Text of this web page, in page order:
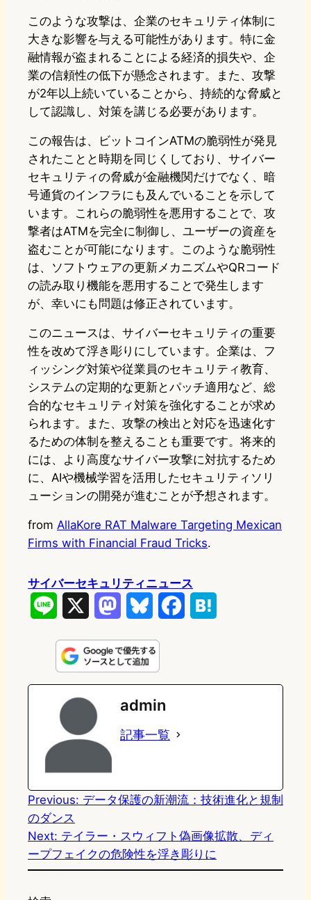
このような攻撃は、企業のセキュリティ体制に
大きな影響を与える可能性があります。特に金
融情報が盗まれることによる経済的損失や、企
業の信頼性の低下が懸念されます。また、攻撃
が2年以上続いていることから、持続的な脅威と
して認識し、対策を講じる必要があります。
この報告は、ビットコインATMの脆弱性が発見
されたことと時期を同じくしており、サイバー
セキュリティの脅威が金融機関だけでなく、暗
号通貨のインフラにも及んでいることを示して
います。これらの脆弱性を悪用することで、攻
撃者はATMを完全に制御し、ユーザーの資産を
盗むことが可能になります。このような脆弱性
は、ソフトウェアの更新メカニズムやQRコード
の読み取り機能を悪用することで発生します
が、幸いにも問題は修正されています。
このニュースは、サイバーセキュリティの重要
性を改めて浮き彫りにしています。企業は、フ
ィッシング対策や従業員のセキュリティ教育、
システムの定期的な更新とパッチ適用など、総
合的なセキュリティ対策を強化することが求め
られます。また、攻撃の検出と対応を迅速化す
るための体制を整えることも重要です。将来的
には、より高度なサイバー攻撃に対抗するため
に、AIや機械学習を活用したセキュリティソリ
ューションの開発が進むことが予想されます。
from AllaKore RAT Malware Targeting Mexican
Firms with Financial Fraud Tricks.
サイバーセキュリティニュース
n
e
s
t
o
d
n
u
e
s
k
e
k
e
admin
記事一覧
Previous: データ保護の新潮流：技術進化と規制
のダンス
Next: テイラー・スウィフト偽画像拡散、ディ
ープフェイクの危険性を浮き彫りに